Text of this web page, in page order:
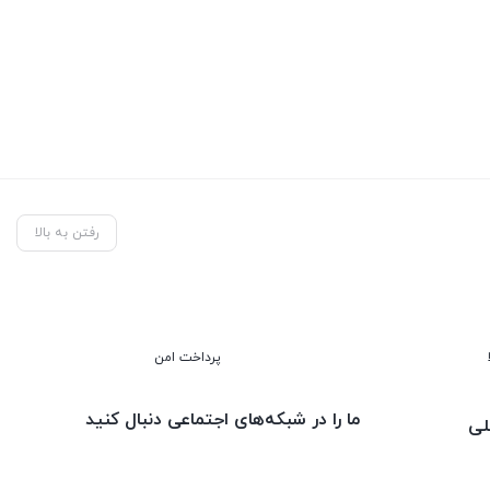
رفتن به بالا
پرداخت امن
ما را در شبکه‌های اجتماعی دنبال کنید